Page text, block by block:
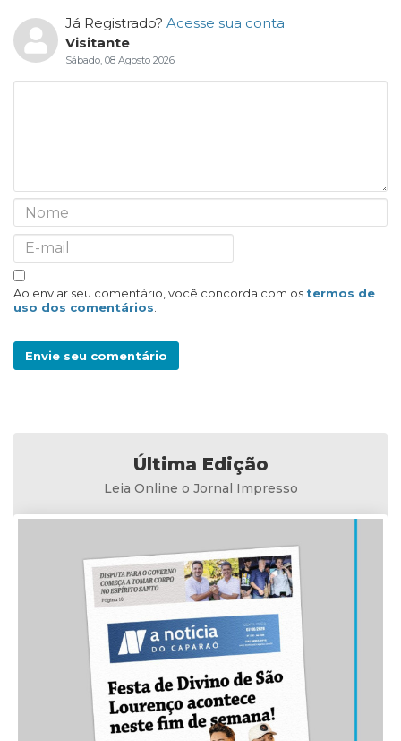
Já Registrado? Acesse sua conta
Visitante
Sábado, 08 Agosto 2026
Ao enviar seu comentário, você concorda com os termos de
uso dos comentários
Envie seu comentário
Última Edição
Leia Online o Jornal Impresso